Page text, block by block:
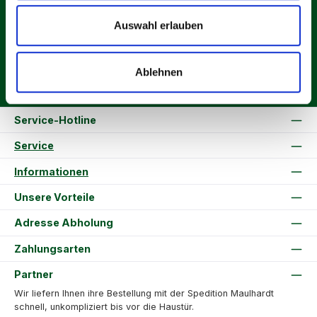
Auswahl erlauben
Ablehnen
*
dieAGBgelesen und bin mit ihnen einverstanden.
Service-Hotline
Service
Informationen
Unsere Vorteile
Zahlungsarten
Partner
Wir liefern Ihnen ihre Bestellung mit der Spedition Maulhardt
schnell, unkompliziert bis vor die Haustür.
Adresse Abholung